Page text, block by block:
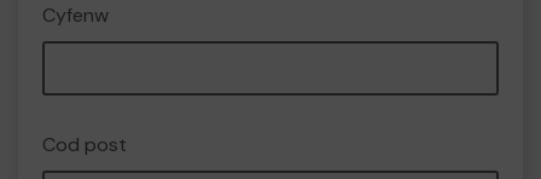
Cyfenw
Cod post